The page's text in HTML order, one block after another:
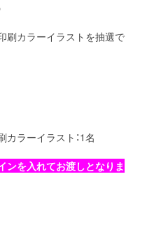
刷カラーイラストを抽選で
ラーイラスト：1名
を入れてお渡しとなりま